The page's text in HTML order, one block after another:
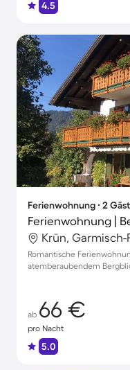
4.5
Ferienwohnung ∙ 2
Ferienwohnung |
Krün,
Romantische
atemberaubendem
ab 66 €
pro Nacht
5.0